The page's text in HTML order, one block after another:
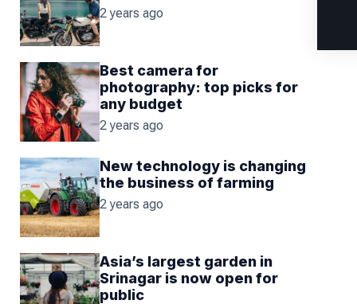
2 years ago
Best camera for
photography: top picks for
any budget
2 years ago
New technology is changing
the business of farming
2 years ago
Asia’s largest garden in
Srinagar is now open for
public